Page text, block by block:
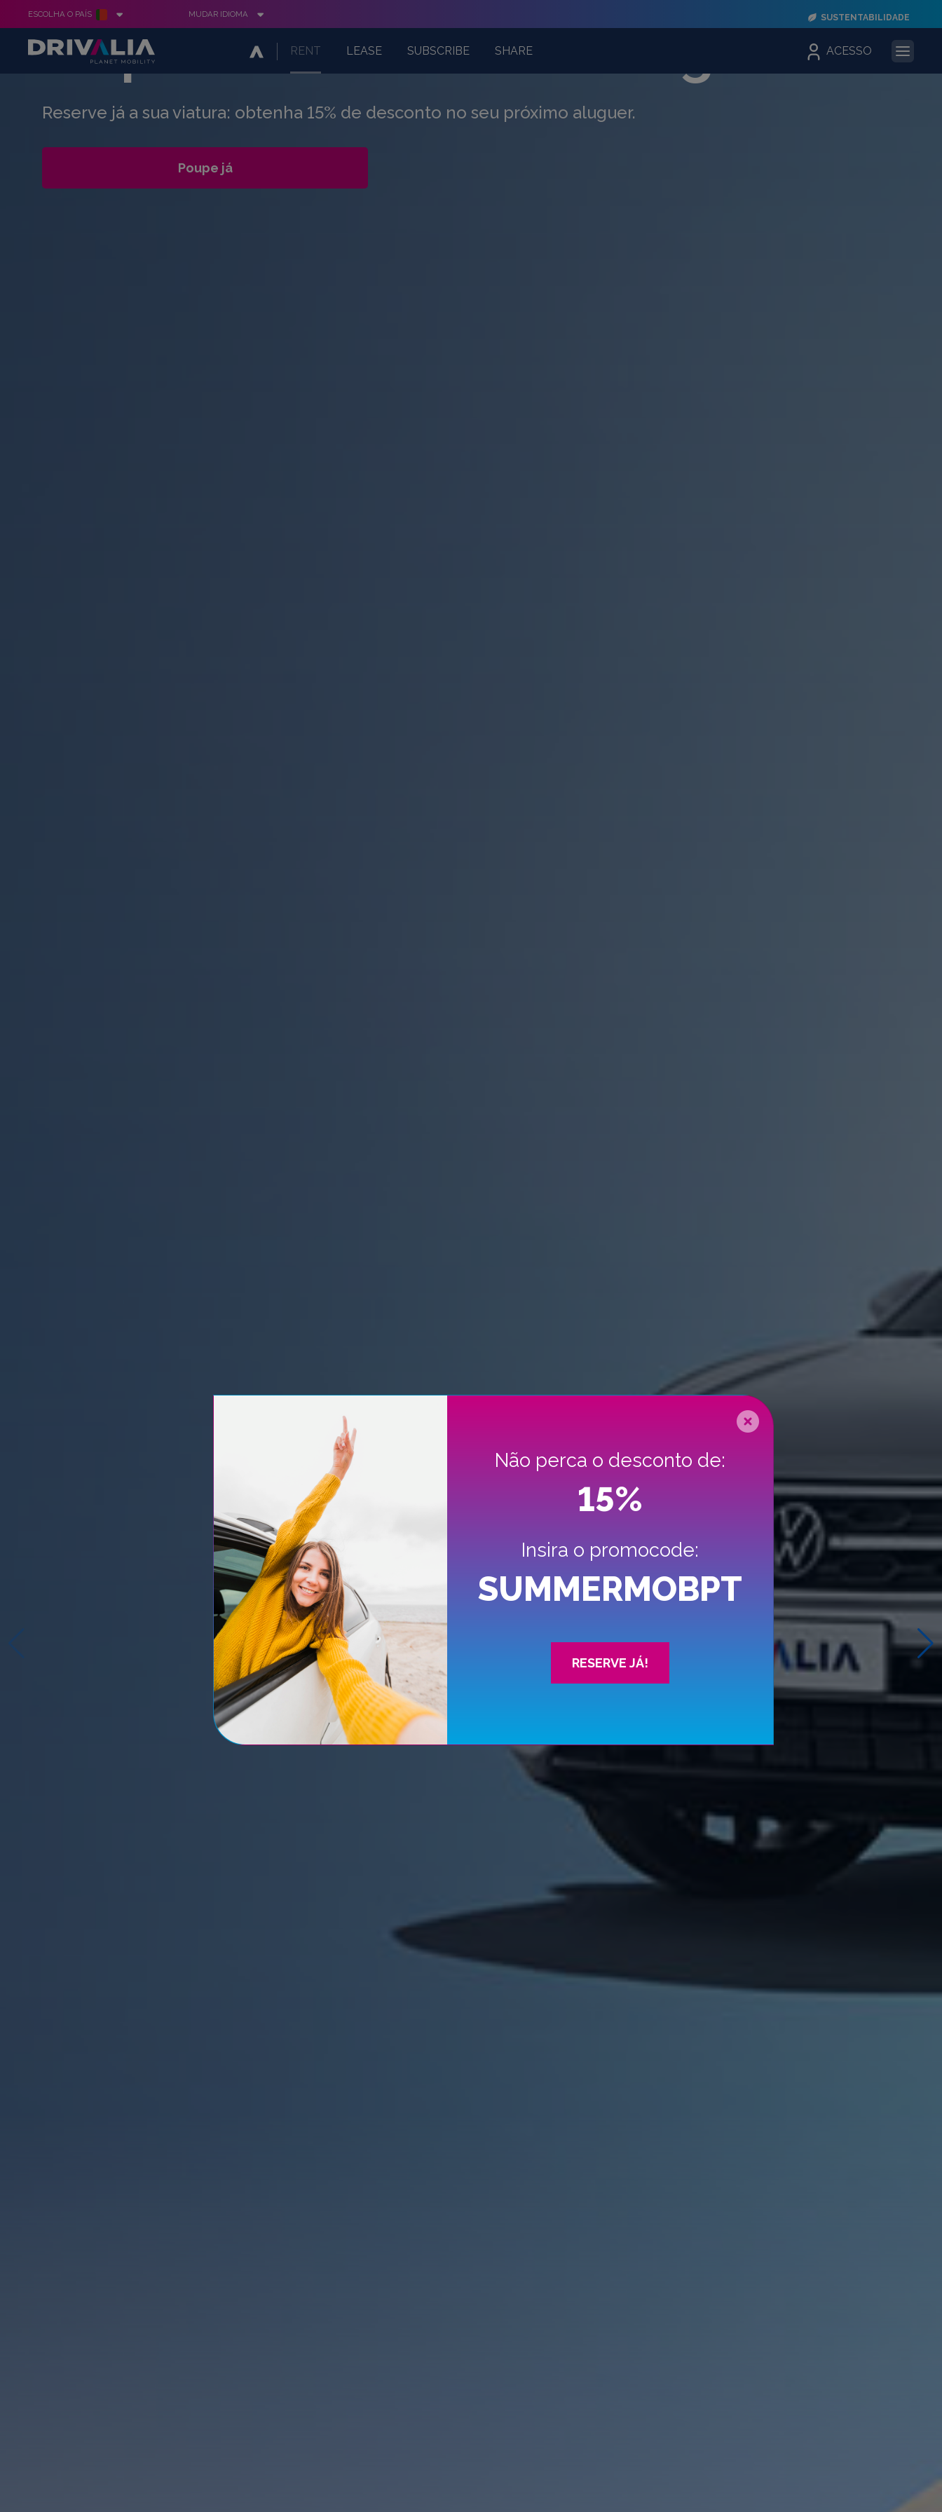
ESCOLHA O PAÍS MUDAR IDIOMA SUSTENTABILIDADE
RENT LEASE SUBSCRIBE SHARE ACESSO
A época de sol está a chegar
Reserve já a sua viatura: obtenha 15% de desconto no seu próximo aluguer.
Poupe já
Não perca o desconto de:
15%
Insira o promocode:
SUMMERMOBPT
RESERVE JÁ!